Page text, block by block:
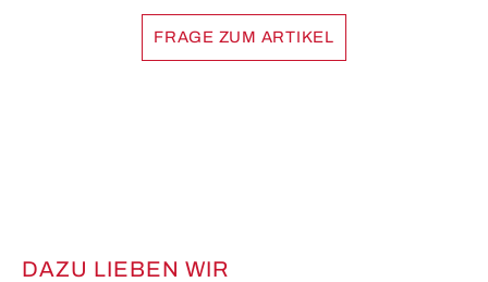
FRAGE ZUM ARTIKEL
Produktgalerie überspringen
DAZU LIEBEN WIR